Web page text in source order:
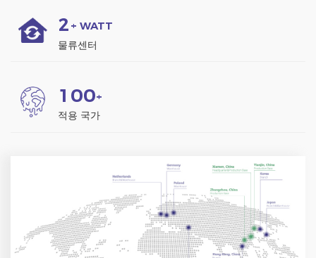
2 + WATT
물류센터
1 00+
적용 국가